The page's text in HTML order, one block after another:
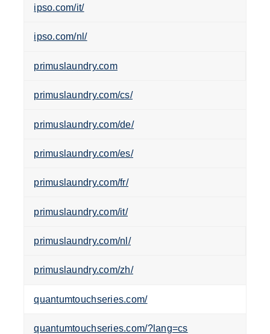
ipso.com/it/
ipso.com/nl/
primuslaundry.com
primuslaundry.com/cs/
primuslaundry.com/de/
primuslaundry.com/es/
primuslaundry.com/fr/
primuslaundry.com/it/
primuslaundry.com/nl/
primuslaundry.com/zh/
quantumtouchseries.com/
quantumtouchseries.com/?lang=cs